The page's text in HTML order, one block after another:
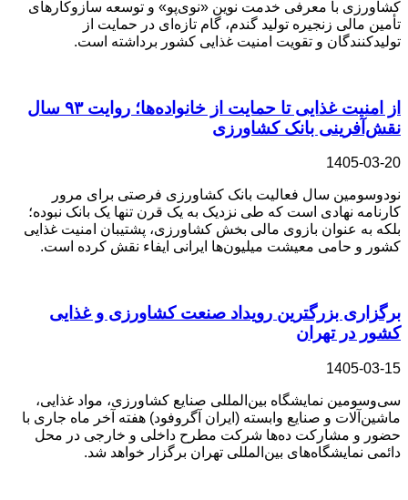
کشاورزی با معرفی خدمت نوین «نوی‌پو» و توسعه سازوکارهای
تأمین مالی زنجیره تولید گندم، گام تازه‌ای در حمایت از
تولیدکنندگان و تقویت امنیت غذایی کشور برداشته است.
از امنیت غذایی تا حمایت از خانواده‌ها؛ روایت ۹۳ سال
نقش‌آفرینی بانک کشاورزی
1405-03-20
نودوسومین سال فعالیت بانک کشاورزی فرصتی برای مرور
کارنامه نهادی است که طی نزدیک به یک قرن تنها یک بانک نبوده؛
بلکه به عنوان بازوی مالی بخش کشاورزی، پشتیبان امنیت غذایی
کشور و حامی معیشت میلیون‌ها ایرانی ایفاء نقش کرده است.
برگزاری بزرگترین رویداد صنعت کشاورزی و غذایی
کشور در تهران
1405-03-15
سی‌وسومین نمایشگاه بین‌المللی صنایع کشاورزی، مواد غذایی،
ماشین‌‌آلات و صنایع وابسته (ایران آگروفود) هفته آخر ماه جاری با
حضور و مشارکت ده‌ها شرکت مطرح داخلی و خارجی در محل
دائمی نمایشگاه‌های بین‌المللی تهران برگزار خواهد شد.